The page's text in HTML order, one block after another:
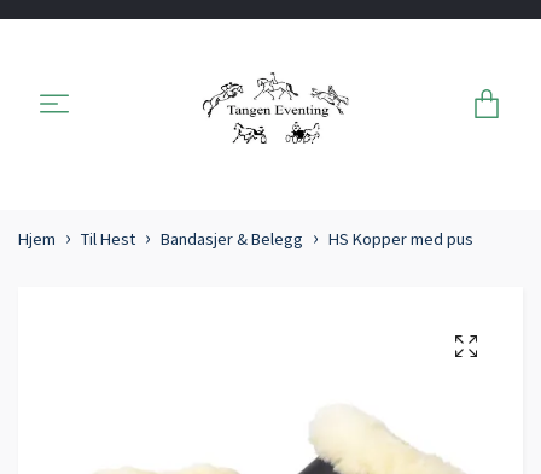
Hjem Til Hest Bandasjer & Belegg HS Kopper med pus